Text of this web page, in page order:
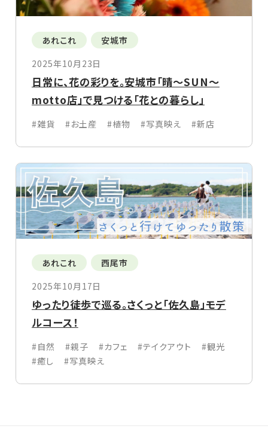
あれこれ
安城市
2025年10月23日
日常に、花の彩りを。安城市「晴〜SUN〜
motto店」で見つける「花との暮らし」
#雑貨 #お土産 #植物 #写真映え #新店
あれこれ
西尾市
2025年10月17日
ゆったり徒歩で巡る。さくっと「佐久島」モデ
ルコース！
#自然 #親子 #カフェ #テイクアウト
#観光
#癒し
#写真映え